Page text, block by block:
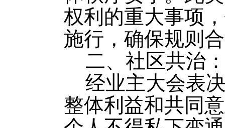
权利的重大事项
施行，确保规则
二、社区共治
经业主大会表
整体利益和共同